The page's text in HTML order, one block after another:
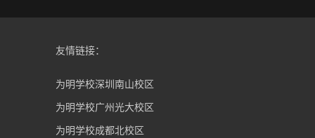
友情链接：
为明学校深圳南山校区
为明学校广州光大校区
为明学校成都北校区